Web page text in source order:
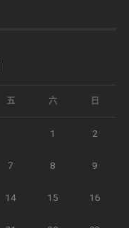
五 六 日
1 2
7 8 9
14 15 16